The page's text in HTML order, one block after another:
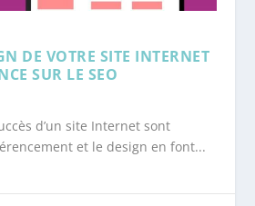
DE VOTRE SITE INTERNET
SUR LE SEO
d’un site Internet sont
et le design en font...